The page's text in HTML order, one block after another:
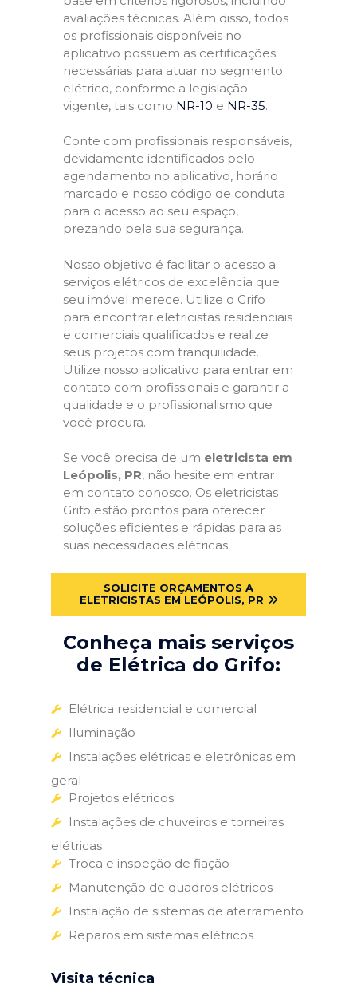
avaliações técnicas. Além disso, todos
os profissionais disponíveis no
aplicativo possuem as certificações
necessárias para atuar no segmento
elétrico, conforme a legislação
vigente, tais como NR-10 e NR-35.
Conte com profissionais responsáveis,
devidamente identificados pelo
agendamento no aplicativo, horário
marcado e nosso código de conduta
para o acesso ao seu espaço,
prezando pela sua segurança.
Nosso objetivo é facilitar o acesso a
serviços elétricos de excelência que
seu imóvel merece. Utilize o Grifo
para encontrar eletricistas residenciais
e comerciais qualificados e realize
seus projetos com tranquilidade.
Utilize nosso aplicativo para entrar em
contato com profissionais e garantir a
qualidade e o profissionalismo que
você procura.
Se você precisa de um eletricista em
Leópolis, PR, não hesite em entrar
em contato conosco. Os eletricistas
Grifo estão prontos para oferecer
soluções eficientes e rápidas para as
suas necessidades elétricas.
SOLICITE ORÇAMENTOS A
ELETRICISTAS EM LEÓPOLIS, PR
Conheça mais serviços
de Elétrica do Grifo:
Elétrica residencial e comercial
Iluminação
Instalações elétricas e eletrônicas em
geral
Projetos elétricos
Instalações de chuveiros e torneiras
elétricas
Troca e inspeção de fiação
Manutenção de quadros elétricos
Instalação de sistemas de aterramento
Reparos em sistemas elétricos
Visita técnica